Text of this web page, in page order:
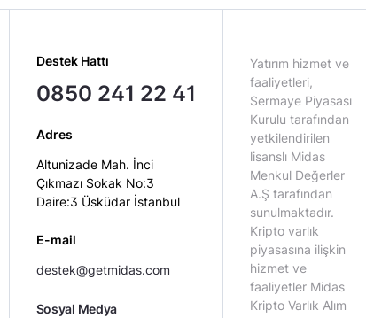
Destek Hattı
0850 241 22 41
Adres
Altunizade Mah. İnci
Çıkmazı Sokak No:3
Daire:3 Üsküdar İstanbul
E-mail
destek@getmidas.com
Sosyal Medya
Yatırım hizmet ve
faaliyetleri,
Sermaye Piyasası
Kurulu tarafından
yetkilendirilen
lisanslı Midas
Menkul Değerler
A.Ş tarafından
sunulmaktadır.
Kripto varlık
piyasasına ilişkin
hizmet ve
faaliyetler Midas
Kripto Varlık Alım